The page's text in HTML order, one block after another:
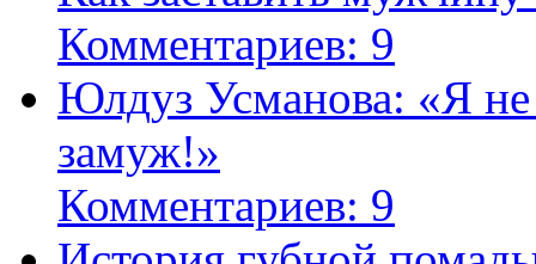
Комментариев: 9
Юлдуз Усманова: «Я
замуж!»
Комментариев: 9